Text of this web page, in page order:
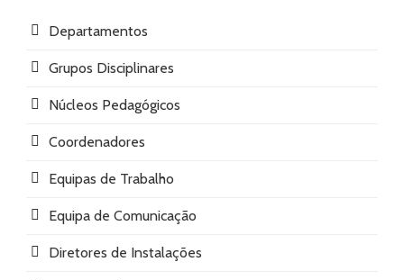
Departamentos
Grupos Disciplinares
Núcleos Pedagógicos
Coordenadores
Equipas de Trabalho
Equipa de Comunicação
Diretores de Instalações